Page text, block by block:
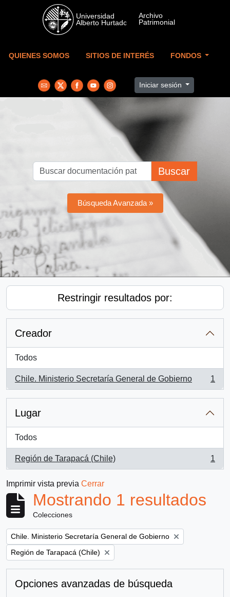
Skip to main content
QUIENES SOMOS SITIOS DE INTERÉS FONDOS
Iniciar sesión
Buscar
Búsqueda Avanzada »
Restringir resultados por:
Creador
Todos
Chile. Ministerio Secretaría General de Gobierno
, 1 resultados
1
Lugar
Todos
Región de Tarapacá (Chile)
, 1 resultados
1
Imprimir vista previa Cerrar
Mostrando 1 resultados
Colecciones
Remove filter:
Chile. Ministerio Secretaría General de Gobierno
Remove filter:
Región de Tarapacá (Chile)
Opciones avanzadas de búsqueda